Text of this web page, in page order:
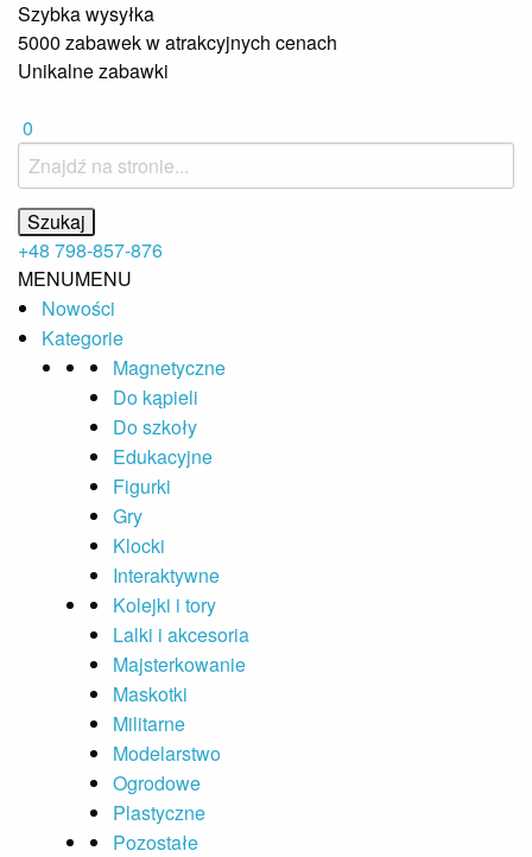
Szybka wysyłka
5000 zabawek w atrakcyjnych cenach
Unikalne zabawki
0
+48 798-857-876
MENUMENU
Nowości
Kategorie
Magnetyczne
Do kąpieli
Do szkoły
Edukacyjne
Figurki
Gry
Klocki
Interaktywne
Kolejki i tory
Lalki i akcesoria
Majsterkowanie
Maskotki
Militarne
Modelarstwo
Ogrodowe
Plastyczne
Pozostałe